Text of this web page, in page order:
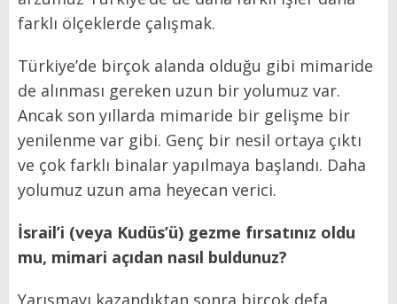
farklı ölçeklerde çalışmak.
Türkiye’de birçok alanda olduğu gibi mimaride
de alınması gereken uzun bir yolumuz var.
Ancak son yıllarda mimaride bir gelişme bir
yenilenme var gibi. Genç bir nesil ortaya çıktı
ve çok farklı binalar yapılmaya başlandı. Daha
yolumuz uzun ama heyecan verici.
İsrail’i (veya Kudüs’ü) gezme fırsatınız oldu
mu, mimari açıdan nasıl buldunuz?
Yarışmayı kazandıktan sonra birçok defa